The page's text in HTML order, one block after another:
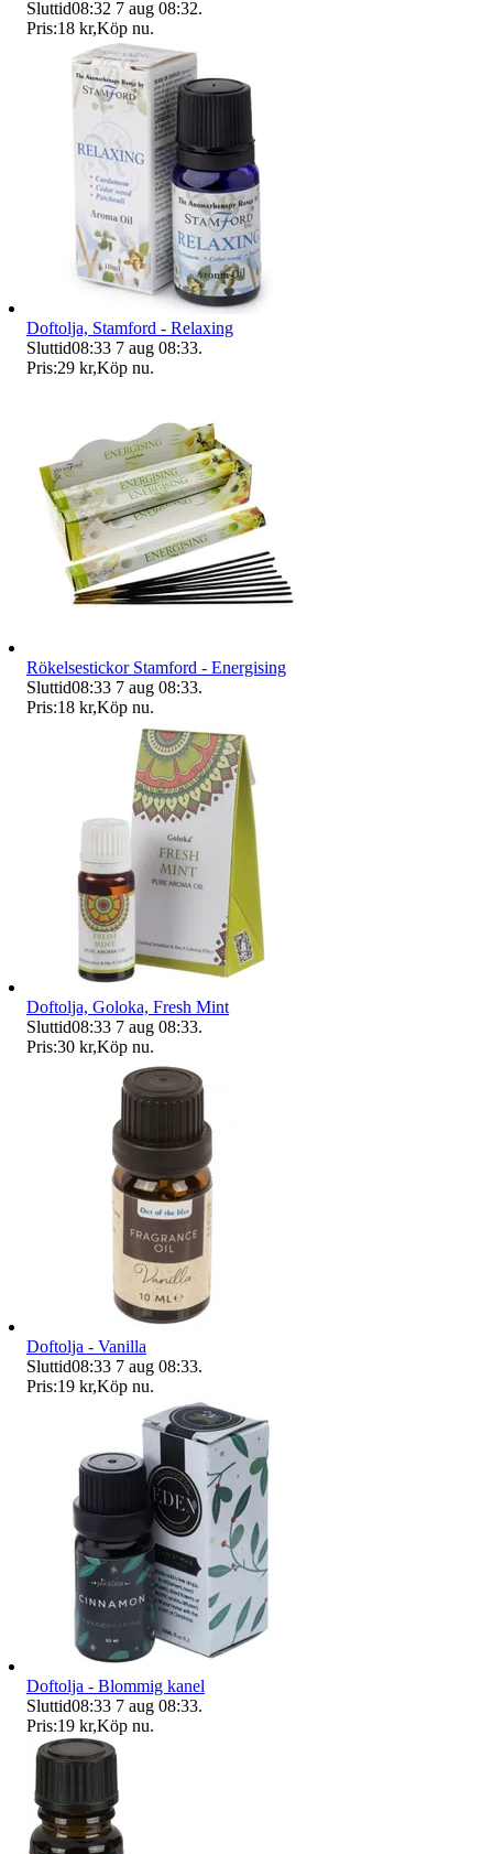
Sluttid08:32 7 aug 08:32.
Pris:18 kr,Köp nu.
Doftolja, Stamford - Relaxing
Sluttid08:33 7 aug 08:33.
Pris:29 kr,Köp nu.
Rökelsestickor Stamford - Energising
Sluttid08:33 7 aug 08:33.
Pris:18 kr,Köp nu.
Doftolja, Goloka, Fresh Mint
Sluttid08:33 7 aug 08:33.
Pris:30 kr,Köp nu.
Doftolja - Vanilla
Sluttid08:33 7 aug 08:33.
Pris:19 kr,Köp nu.
Doftolja - Blommig kanel
Sluttid08:33 7 aug 08:33.
Pris:19 kr,Köp nu.